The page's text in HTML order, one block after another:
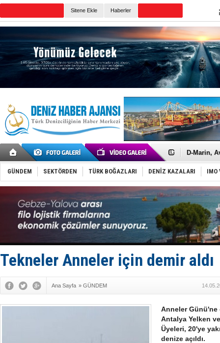
Sitene Ekle Haberler
D-Marin,
Van’da
ASEAN ilk
TAYK -
İstanbul
Tersane
İngiliz
FESCO,
DESE,
İnsansız
GÜNDEM SEKTÖRDEN TÜRK BOĞAZLARI DENİZ KAZALARI IMO
Tekneler Anneler için demir aldı
Ana Sayfa » GÜNDEM
Anneler
Antalya Yelken
Üyeleri, 20'ye
denize açıldı.